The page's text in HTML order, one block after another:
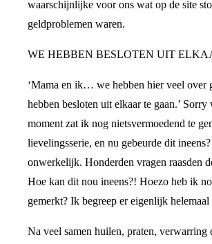
waarschijnlijke voor ons wat op de site
geldproblemen waren.
WE HEBBEN BESLOTEN UIT
‘Mama en ik… we hebben hier veel over
hebben besloten uit elkaar te gaan.’ Sorry
moment zat ik nog nietsvermoedend te
lievelingsserie, en nu gebeurde dit
onwerkelijk. Honderden vragen raasden
Hoe kan dit nou ineens?! Hoezo heb ik
gemerkt? Ik begreep er eigenlijk
Na veel samen huilen, praten, verwarring